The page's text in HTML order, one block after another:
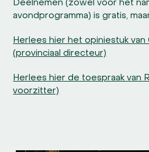
Deelnemen (zowel voor het
avondprogramma) is gratis,
Herlees hier het opiniestuk van
(provinciaal directeur)
Herlees hier de toespraak van
voorzitter)